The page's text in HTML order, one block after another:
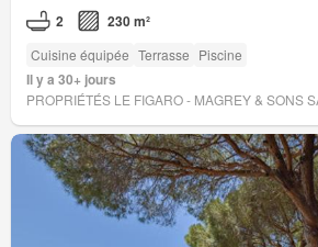
2 230 m²
Cuisine équipée Terrasse Piscine
Il y a 30+ jours
PROPRIÉTÉS LE FIGARO - MAGREY & SONS